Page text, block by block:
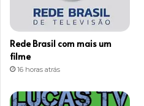
Rede Brasil com mais um
filme
16 horas atrás